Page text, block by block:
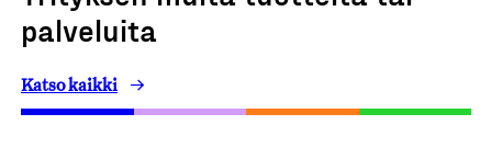
palveluita
Katso kaikki